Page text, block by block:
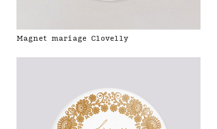
Magnet mariage Clovelly